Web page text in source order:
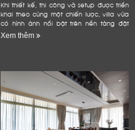
Khi thiết kế, thi công và setup được triển
khai theo cùng một chiến lược, villa vừa
có hình ảnh nổi bật trên nền tảng đặt
phòng, vừa bền hơn trong quá trình vận
Xem thêm